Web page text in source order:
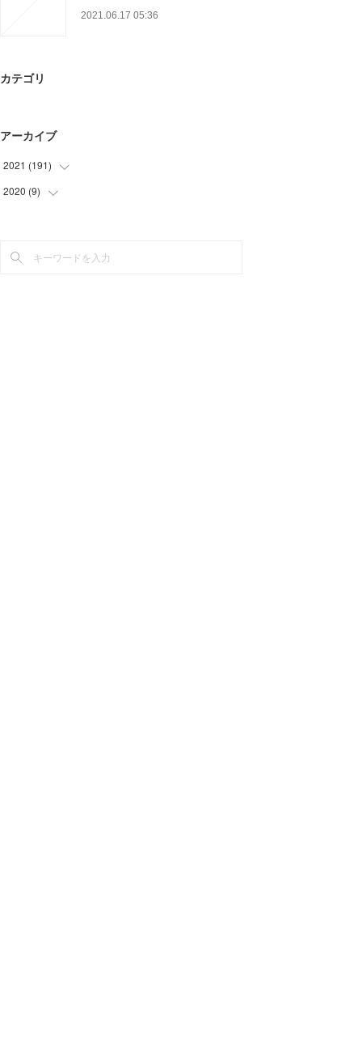
2021.06.17 05:36
カテゴリ
アーカイブ
2021 (191)
(
36)
(
2020 (9)